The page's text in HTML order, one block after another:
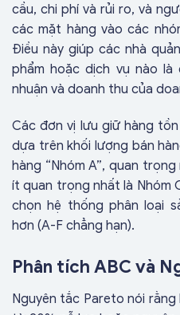
cầu, chi phí và rủi ro, và
các mặt hàng vào các
Điều này giúp các nhà
phẩm hoặc dịch vụ nào
nhuận và doanh thu của
Các đơn vị lưu giữ hàng
dựa trên khối lượng bán
hàng “Nhóm A”, quan
ít quan trọng nhất là Nhóm
chọn hệ thống phân loại
hơn (A-F chẳng hạn).
Phân tích ABC và
Nguyên tắc Pareto nói